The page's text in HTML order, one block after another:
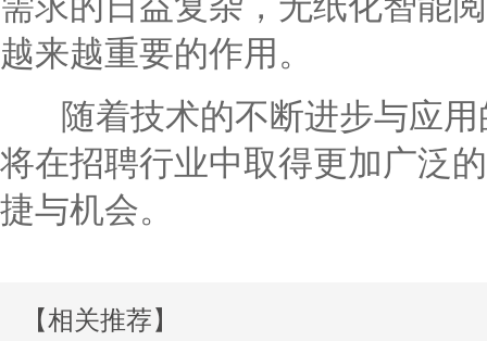
越来越重要的作用。
随着技术的不断进步与应用
将在招聘行业中取得更加广泛
捷与机会。
【相关推荐】